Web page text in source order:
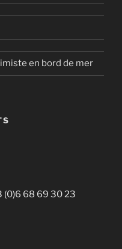
en bord de mer
(0)6 68 69 30 23